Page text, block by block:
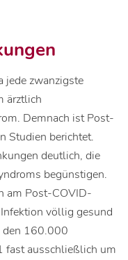
jede zwanzigste
ärztlich
Demnach ist Post-
Studien berichtet.
deutlich, die
begünstigen.
am Post-COVID-
völlig gesund
den 160.000
fast ausschließlich um